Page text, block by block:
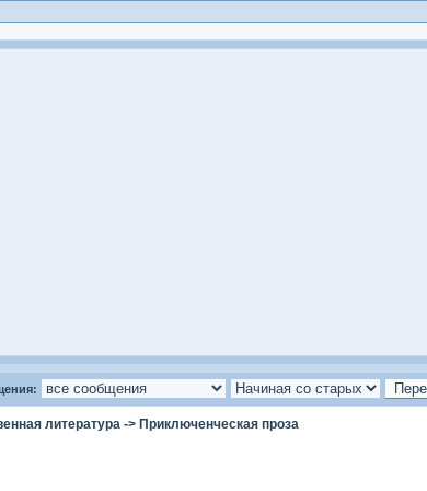
литература-> Приключенческая проза